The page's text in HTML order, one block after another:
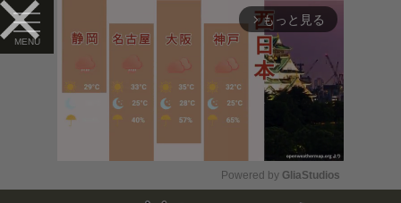
arrow_forward_ios もっと見る
Powered by GliaStudios